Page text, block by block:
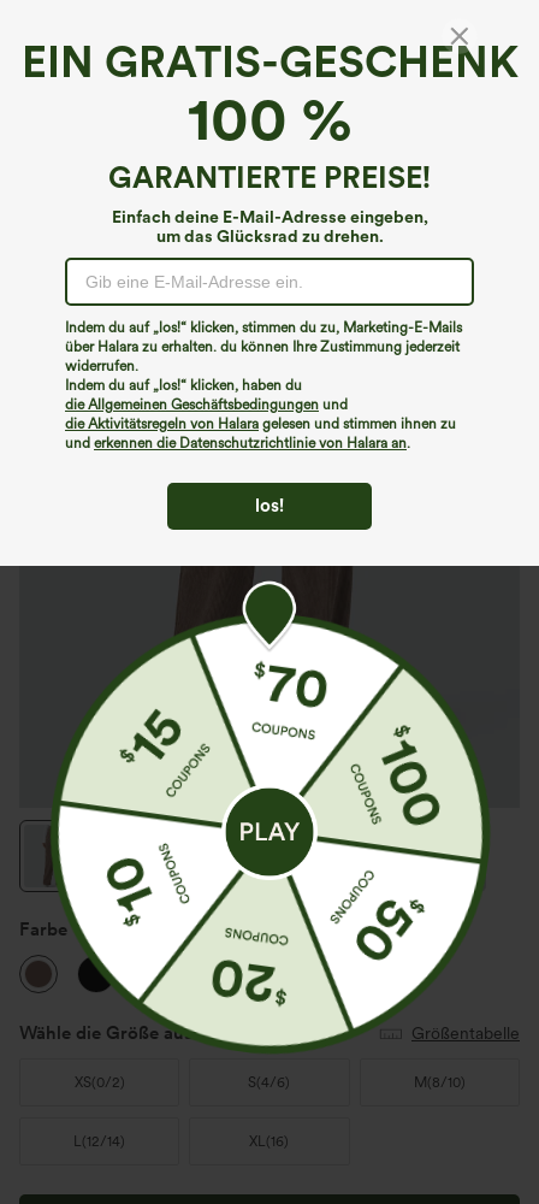
EIN GRATIS-GESCHENK
100 %
GARANTIERTE PREISE!
Einfach deine E-Mail-Adresse eingeben,
um das Glücksrad zu drehen.
Indem du auf „los!“ klicken, stimmen du zu, Marketing-E-Mails
über Halara zu erhalten. du können Ihre Zustimmung jederzeit
widerrufen.
Indem du auf „los!“ klicken, haben du
die Allgemeinen Geschäftsbedingungen und
die Aktivitätsregeln von Halara gelesen und stimmen ihnen zu
und erkennen die Datenschutzrichtlinie von Halara an.
los!
Cordhose mit hohem Bund, Knopf,
Reißverschluss und Seitentaschen
Farbe Acorn
Wähle die Größe aus(US) Größentabelle
XS(0/2) S(4/6) M (8/10)
L(12/14) XL(16)